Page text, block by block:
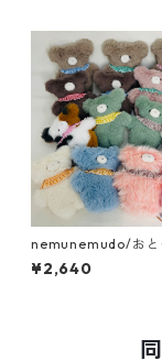
nemunemudo/おと
まちゃん
¥2,640